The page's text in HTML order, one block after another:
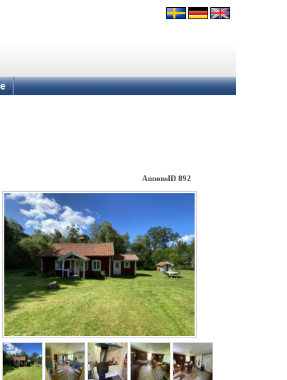
AnnonsID 892